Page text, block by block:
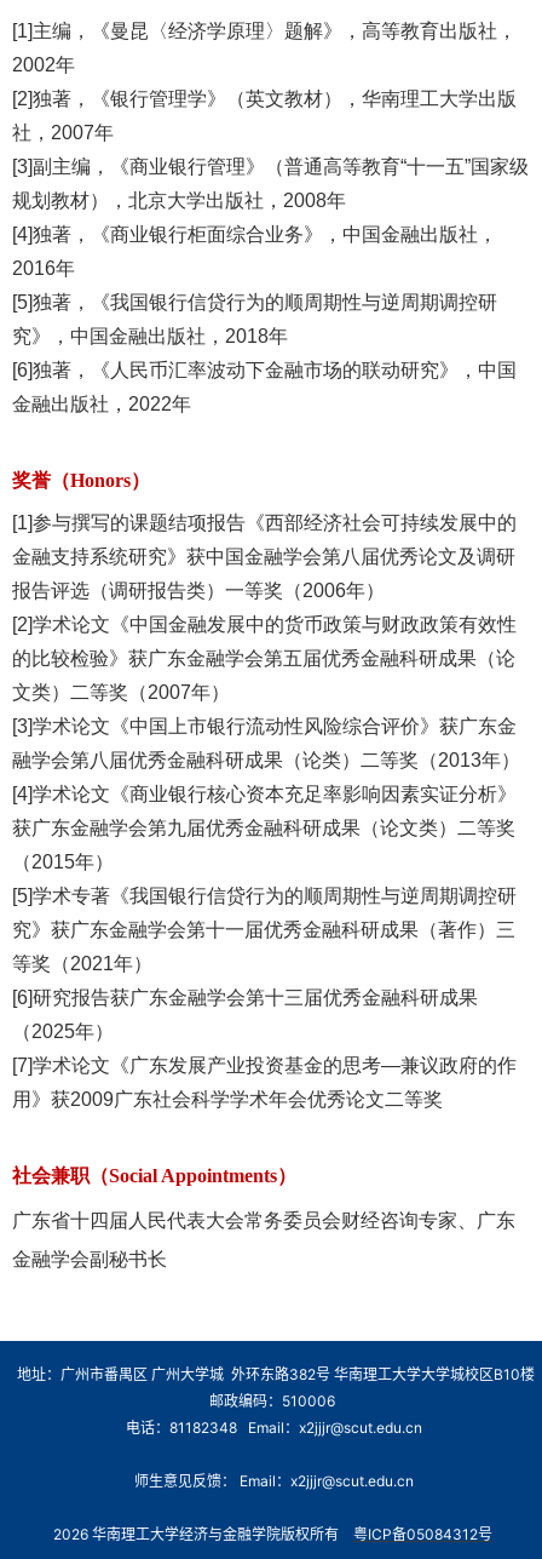
[1]主编，《曼昆〈经济学原理〉题解》，高等教育出版社，
2002年
[2]独著，《银行管理学》（英文教材），华南理工大学出版
社，2007年
[3]副主编，《商业银行管理》（普通高等教育“十一五”国家级
规划教材），北京大学出版社，2008年
[4]独著，《商业银行柜面综合业务》，中国金融出版社，
2016年
[5]独著，《我国银行信贷行为的顺周期性与逆周期调控研
究》，中国金融出版社，2018年
[6]独著，《人民币汇率波动下金融市场的联动研究》，中国
金融出版社，2022年
奖誉（Honors）
[1]参与撰写的课题结项报告《西部经济社会可持续发展中的
金融支持系统研究》获中国金融学会第八届优秀论文及调研
报告评选（调研报告类）一等奖（2006年）
[2]学术论文《中国金融发展中的货币政策与财政政策有效性
的比较检验》获广东金融学会第五届优秀金融科研成果（论
文类）二等奖（2007年）
[3]学术论文《中国上市银行流动性风险综合评价》获广东金
融学会第八届优秀金融科研成果（论类）二等奖（2013年）
[4]学术论文《商业银行核心资本充足率影响因素实证分析》
获广东金融学会第九届优秀金融科研成果（论文类）二等奖
（2015年）
[5]学术专著《我国银行信贷行为的顺周期性与逆周期调控研
究》获广东金融学会第十一届优秀金融科研成果（著作）三
等奖（2021年）
[6]研究报告获广东金融学会第十三届优秀金融科研成果
（2025年）
[7]学术论文《广东发展产业投资基金的思考—兼议政府的作
用》获2009广东社会科学学术年会优秀论文二等奖
社会兼职（Social Appointments）
广东省十四届人民代表大会常务委员会财经咨询专家、广东
金融学会副秘书长
地址：广州市番禺区 广州大学城 外环东路382号 华南理工大学大学城校区B10楼
邮政编码：510006
电话：81182348 Email：x2jjjr@scut.edu.cn
师生意见反馈： Email：x2jjjr@scut.edu.cn
2026 华南理工大学经济与金融学院版权所有 粤ICP备05084312号